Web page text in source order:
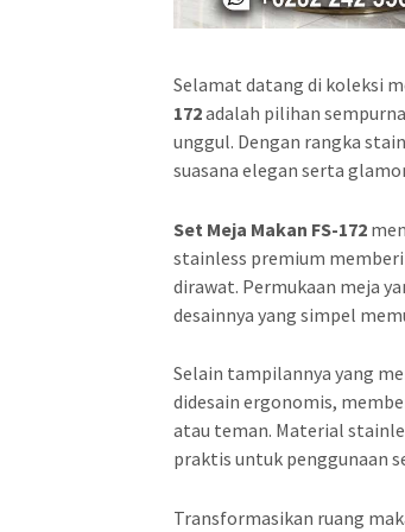
Selamat datang di koleksi
172adalah pilihan
unggul. Dengan rangka
suasana elegan serta
Set Meja Makan FS-172
stainless premium
dirawat. Permukaan meja
desainnya yang simpel
Selain tampilannya yang
didesain ergonomis,
atau teman. Material
praktis untuk penggunaan
Transformasikan ruang